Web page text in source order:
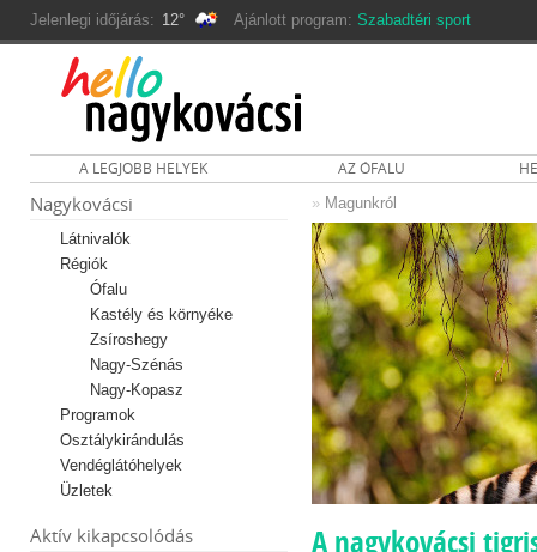
Jelenlegi időjárás: 12° Ajánlott program: Szabadtéri sport
A LEGJOBB HELYEK AZ ÓFALU
Nagykovácsi
Látnivalók
Régiók
Ófalu
Kastély és környéke
Zsíroshegy
Nagy-Szénás
Nagy-Kopasz
Programok
Osztálykirándulás
Vendéglátóhelyek
Üzletek
Aktív kikapcsolódás
» Magunkról
A nagykovácsi